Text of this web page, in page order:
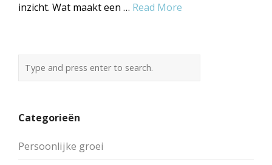
inzicht. Wat maakt een … Read More
Categorieën
Persoonlijke groei